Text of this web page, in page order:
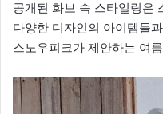
공개된 화보 속 스타일링은
다양한 디자인의 아이템들
스노우피크가 제안하는 여